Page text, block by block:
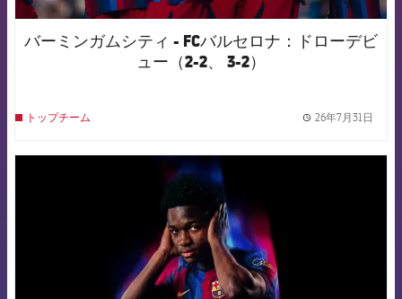
バーミンガムシティ - FCバルセロナ：ドローデビ
ュー（2-2、 3-2）
トップチーム 26年7月31日
FCB Barcelona badge